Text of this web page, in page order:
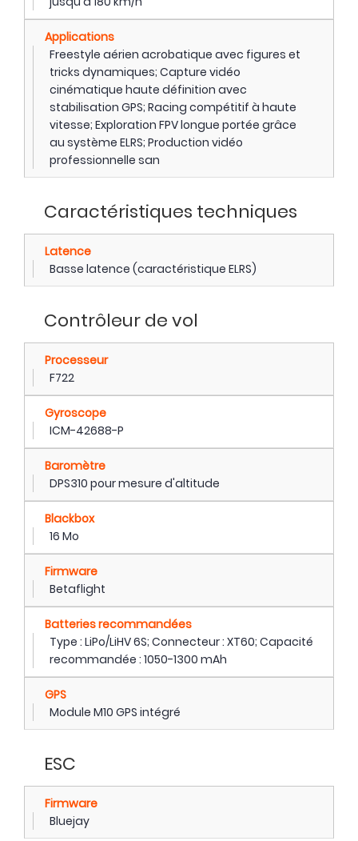
Applications
Freestyle aérien acrobatique avec figures et
tricks dynamiques; Capture vidéo
cinématique haute définition avec
stabilisation GPS; Racing compétitif à haute
vitesse; Exploration FPV longue portée grâce
au système ELRS; Production vidéo
professionnelle san
Caractéristiques techniques
Latence
Basse latence (caractéristique ELRS)
Contrôleur de vol
Processeur
F722
Gyroscope
ICM-42688-P
Baromètre
DPS310 pour mesure d'altitude
Blackbox
16 Mo
Firmware
Betaflight
Batteries recommandées
Type : LiPo/LiHV 6S; Connecteur : XT60; Capacité
recommandée : 1050-1300 mAh
GPS
Module M10 GPS intégré
ESC
Firmware
Bluejay